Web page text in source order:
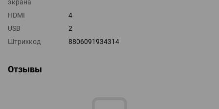
экрана
HDMI
4
USB
2
Штрихкод
8806091934314
Отзывы